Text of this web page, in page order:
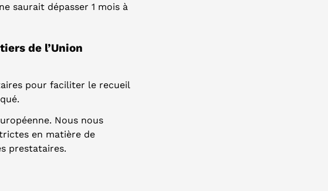
saurait dépasser 1 mois à
de l’Union
pour faciliter le recueil
Nous nous
en matière de
prestataires.